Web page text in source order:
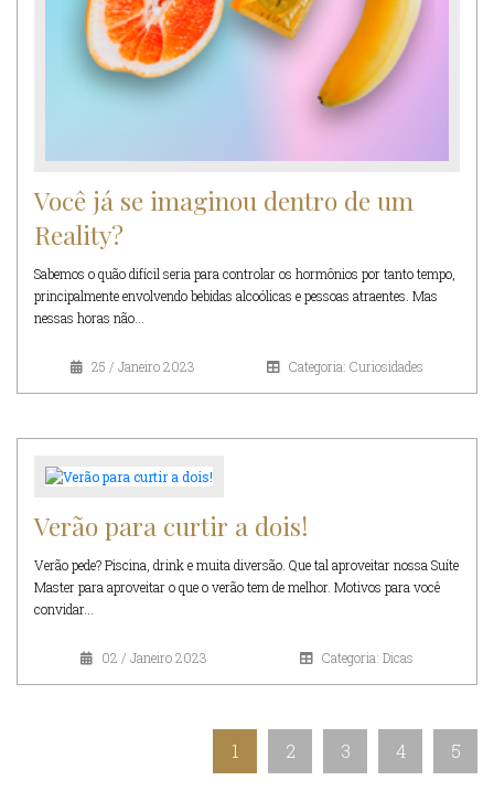
Você já se imaginou dentro de um
Reality?
Sabemos o quão difícil seria para controlar os hormônios por tanto tempo,
principalmente envolvendo bebidas alcoólicas e pessoas atraentes. Mas
nessas horas não...
25 / Janeiro 2023 Categoria: Curiosidades
Verão para curtir a dois!
Verão pede? Piscina, drink e muita diversão. Que tal aproveitar nossa Suíte
Master para aproveitar o que o verão tem de melhor. Motivos para você
convidar...
02 / Janeiro 2023 Categoria: Dicas
1 2 3 4 5